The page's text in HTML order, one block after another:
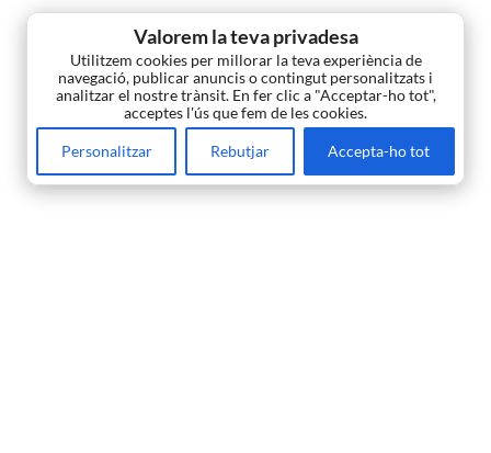
Valorem la teva privadesa
Utilitzem cookies per millorar la teva experiència de
navegació, publicar anuncis o contingut personalitzats i
analitzar el nostre trànsit. En fer clic a "Acceptar-ho tot",
acceptes l'ús que fem de les cookies.
Personalitzar Rebutjar Accepta-ho tot